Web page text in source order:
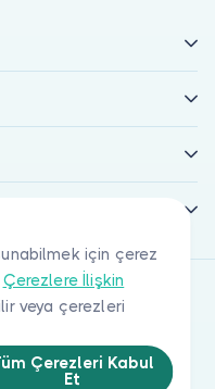
için çerez
Çerezlere İlişkin
veya çerezleri
Çerezleri Kabul
Et